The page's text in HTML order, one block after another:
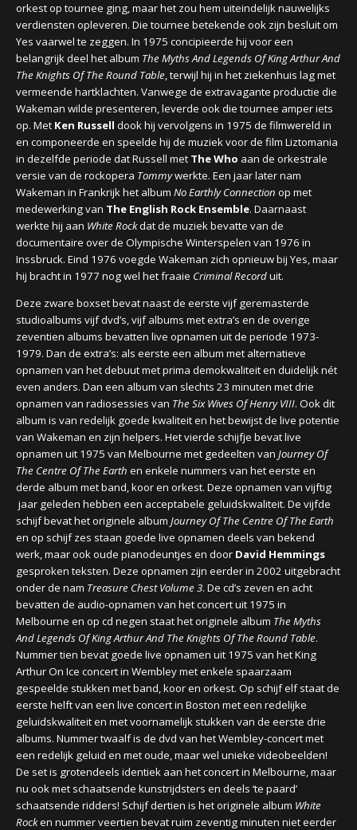
orkest op tournee ging, maar het zou hem uiteindelijk nauwelijks
verdiensten opleveren. Die tournee betekende ook zijn besluit om
Yes vaarwel te zeggen. In 1975 concipieerde hij voor een
belangrijk deel het album The Myths And Legends Of King Arthur And
The Knights Of The Round Table, terwijl hij in het ziekenhuis lag met
vermeende hartklachten. Vanwege de extravagante productie die
Wakeman wilde presenteren, leverde ook die tournee amper iets
op. Met Ken Russell dook hij vervolgens in 1975 de filmwereld in
en componeerde en speelde hij de muziek voor de film Liztomania
in dezelfde periode dat Russell met The Who aan de orkestrale
versie van de rockopera Tommywerkte. Een jaar later nam
Wakeman in Frankrijk het album No Earthly Connection op met
medewerking van The English Rock Ensemble. Daarnaast
werkte hij aan White Rockdat de muziek bevatte van de
documentaire over de Olympische Winterspelen van 1976 in
Inssbruck. Eind 1976 voegde Wakeman zich opnieuw bij Yes, maar
hij bracht in 1977 nog wel het fraaie Criminal Recorduit.
Deze zware boxset bevat naast de eerste vijf geremasterde
studioalbums vijf dvd’s, vijf albums met extra’s en de overige
zeventien albums bevatten live opnamen uit de periode 1973-
1979. Dan de extra’s: als eerste een album met alternatieve
opnamen van het debuut met prima demokwaliteit en duidelijk nét
even anders. Dan een album van slechts 23 minuten met drie
opnamen van radiosessies van The Six Wives Of Henry VIII. Ook dit
album is van redelijk goede kwaliteit en het bewijst de live potentie
van Wakeman en zijn helpers. Het vierde schijfje bevat live
opnamen uit 1975 van Melbourne met gedeelten van Journey Of
The Centre Of The Earth en enkele nummers van het eerste en
derde album met band, koor en orkest. Deze opnamen van vijftig
jaar geleden hebben een acceptabele geluidskwaliteit. De vijfde
schijf bevat het originele album Journey Of The Centre Of The Earth
en op schijf zes staan goede live opnamen deels van bekend
werk, maar ook oude pianodeuntjes en door David Hemmings
gesproken teksten. Deze opnamen zijn eerder in 2002 uitgebracht
onder de nam Treasure Chest Volume 3. De cd’s zeven en acht
bevatten de audio-opnamen van het concert uit 1975 in
Melbourne en op cd negen staat het originele album The Myths
And Legends Of King Arthur And The Knights Of The Round Table.
Nummer tien bevat goede live opnamen uit 1975 van het King
Arthur On Ice concert in Wembley met enkele spaarzaam
gespeelde stukken met band, koor en orkest. Op schijf elf staat de
eerste helft van een live concert in Boston met een redelijke
geluidskwaliteit en met voornamelijk stukken van de eerste drie
albums. Nummer twaalf is de dvd van het Wembley-concert met
een redelijk geluid en met oude, maar wel unieke videobeelden!
De set is grotendeels identiek aan het concert in Melbourne, maar
nu ook met schaatsende kunstrijdsters en deels ‘te paard’
schaatsende ridders! Schijf dertien is het originele album White
Rocken nummer veertien bevat ruim zeventig minuten niet eerder